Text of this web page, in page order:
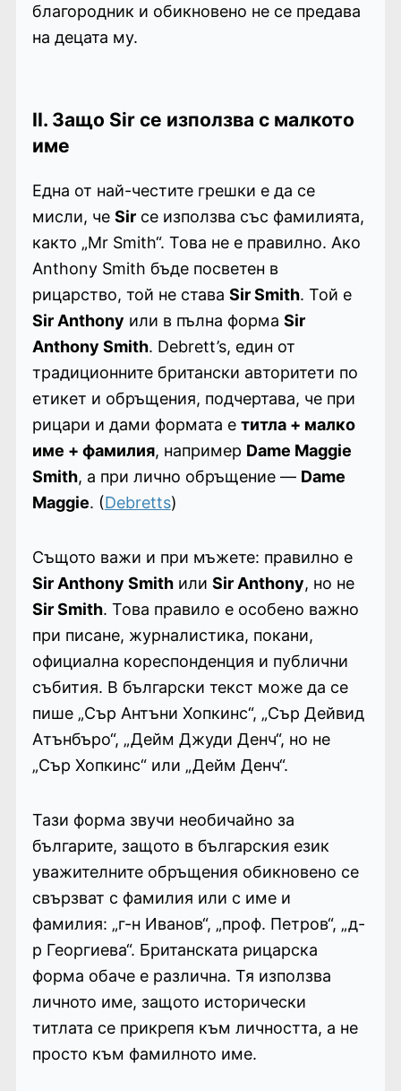
благородник и обикновено не се предава
на децата му.
II. Защо Sir се използва с малкото
име
Една от най-честите грешки е да се
мисли, че Sirсе използва със фамилията,
както „Mr Smith“. Това не е правилно. Ако
Anthony Smith бъде посветен в
рицарство, той не става Sir Smith. Той е
Sir Anthony или в пълна форма Sir
Anthony Smith. Debrett’s, един от
традиционните британски авторитети по
етикет и обръщения, подчертава, че при
рицари и дами формата е титла + малко
име + фамилия, например Dame Maggie
Smith, а при лично обръщение — Dame
Maggie. (Debretts)
Същото важи и при мъжете: правилно е
Sir Anthony Smithили Sir Anthony, но не
Sir Smith. Това правило е особено важно
при писане, журналистика, покани,
официална кореспонденция и публични
събития. В български текст може да се
пише „Сър Антъни Хопкинс“, „Сър Дейвид
Атънбъро“, „Дейм Джуди Денч“, но не
„Сър Хопкинс“ или „Дейм Денч“.
Тази форма звучи необичайно за
българите, защото в българския език
уважителните обръщения обикновено се
свързват с фамилия или с име и
фамилия: „г-н Иванов“, „проф. Петров“, „д-
р Георгиева“. Британската рицарска
форма обаче е различна. Тя използва
личното име, защото исторически
титлата се прикрепя към личността, а не
просто към фамилното име.